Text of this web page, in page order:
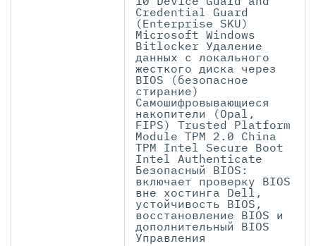
Credential Guard
(Enterprise SKU)
Microsoft Windows
Bitlocker Удаление
данных с локального
жесткого диска через
BIOS (безопасное
стирание)
Самошифровывающиеся
накопители (Opal,
FIPS) Trusted Platform
Module TPM 2.0 China
TPM Intel Secure Boot
Intel Authenticate
Безопасный BIOS:
включает проверку BIOS
вне хостинга Dell,
устойчивость BIOS,
восстановление BIOS и
дополнительный BIOS
Управления